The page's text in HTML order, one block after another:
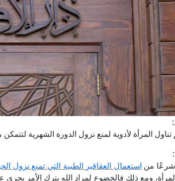
المرأة لأدوية لمنع نزول الدورة الشهرية
شرعًا من استعمال العقاقير الطبية التي تمنع نزول
ومع ذلك فالخضوع لمراد الله بترك الأمر